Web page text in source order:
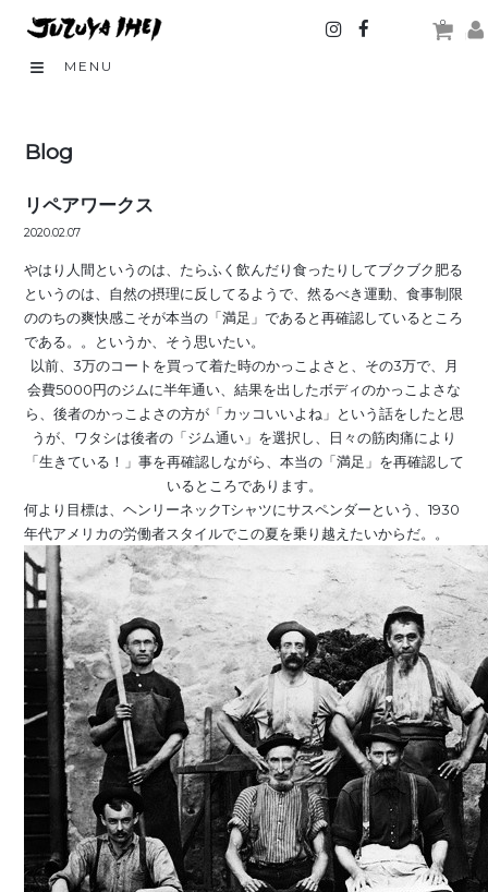
0
MENU
Blog
リペアワークス
2020.02.07
やはり人間というのは、たらふく飲んだり食ったりしてブクブク肥る
というのは、自然の摂理に反してるようで、然るべき運動、食事制限
ののちの爽快感こそが本当の「満足」であると再確認しているところ
である。。というか、そう思いたい。
以前、3万のコートを買って着た時のかっこよさと、その3万で、月
会費5000円のジムに半年通い、結果を出したボディのかっこよさな
ら、後者のかっこよさの方が「カッコいいよね」という話をしたと思
うが、ワタシは後者の「ジム通い」を選択し、日々の筋肉痛により
「生きている！」事を再確認しながら、本当の「満足」を再確認して
いるところであります。
何より目標は、ヘンリーネックTシャツにサスペンダーという、1930
年代アメリカの労働者スタイルでこの夏を乗り越えたいからだ。。